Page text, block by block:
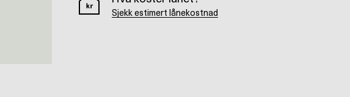
Sjekk estimert lånekostnad